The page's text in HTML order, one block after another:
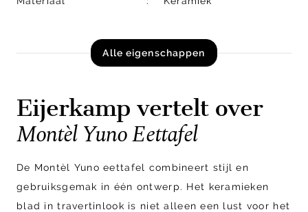
Alle eigenschappen
Eijerkamp vertelt over
Montèl Yuno Eettafel
De Montèl Yuno eettafel combineert stijl en
gebruiksgemak in één ontwerp. Het keramieken
blad in travertinlook is niet alleen een lust voor het